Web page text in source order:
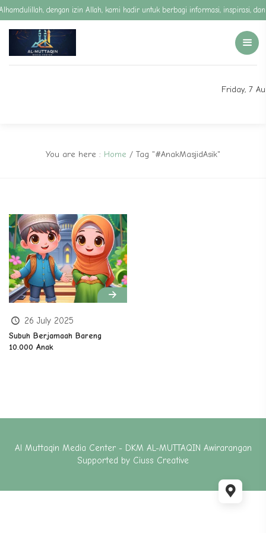
dengan izin Allah, kami hadir untuk berbagi informasi, inspirasi,
Friday, 7
You are here : Home / Tag "#AnakMasjidAsik"
26 July 2025
Subuh Berjamaah Bareng
10.000 Anak
Al Muttaqin Media Center - DKM AL-MUTTAQIN Awirarangan
Supported by Ciuss Creative